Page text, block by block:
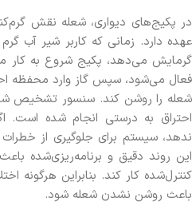
در پکیج‌های دیواری، شعله نقش
عهده دارد. زمانی که کاربر شیر آب
گرمایش می‌دهد، پکیج شروع به کار
فعال می‌شود، سپس گاز وارد محفظه
شعله را روشن کند. سنسور تشخیص
احتراق به درستی انجام شده
ندهد، سیستم برای جلوگیری از
این روند دقیق و برنامه‌ریزی‌شده
کنترل‌شده کار کند. بنابراین هرگونه
باعث روشن نشدن شعله شود.